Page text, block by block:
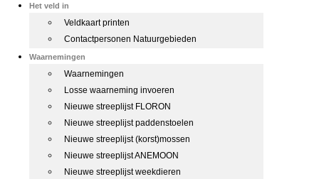
Het veld in
Veldkaart printen
Contactpersonen Natuurgebieden
Waarnemingen
Waarnemingen
Losse waarneming invoeren
Nieuwe streeplijst FLORON
Nieuwe streeplijst paddenstoelen
Nieuwe streeplijst (korst)mossen
Nieuwe streeplijst ANEMOON
Nieuwe streeplijst weekdieren